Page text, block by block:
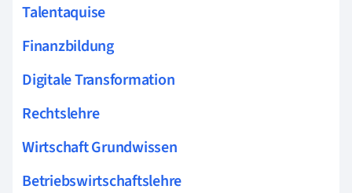
Talentaquise
Finanzbildung
Digitale Transformation
Rechtslehre
Wirtschaft Grundwissen
Betriebswirtschaftslehre